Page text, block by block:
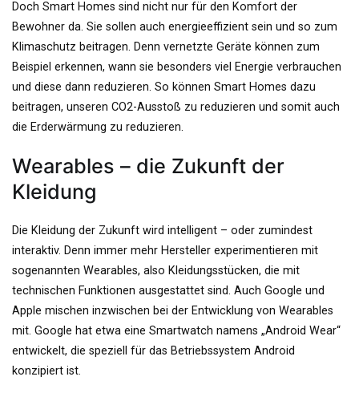
Doch Smart Homes sind nicht nur für den Komfort der
Bewohner da. Sie sollen auch energieeffizient sein und so zum
Klimaschutz beitragen. Denn vernetzte Geräte können zum
Beispiel erkennen, wann sie besonders viel Energie verbrauchen
und diese dann reduzieren. So können Smart Homes dazu
beitragen, unseren CO2-Ausstoß zu reduzieren und somit auch
die Erderwärmung zu reduzieren.
Wearables – die Zukunft der
Kleidung
Die Kleidung der Zukunft wird intelligent – oder zumindest
interaktiv. Denn immer mehr Hersteller experimentieren mit
sogenannten Wearables, also Kleidungsstücken, die mit
technischen Funktionen ausgestattet sind. Auch Google und
Apple mischen inzwischen bei der Entwicklung von Wearables
mit. Google hat etwa eine Smartwatch namens „Android Wear“
entwickelt, die speziell für das Betriebssystem Android
konzipiert ist.